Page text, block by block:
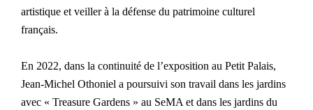
artistique et veiller à la défense du patrimoine culturel
français.
En 2022, dans la continuité de l’exposition au Petit Palais,
Jean-Michel Othoniel a poursuivi son travail dans les jardins
avec « Treasure Gardens » au SeMA et dans les jardins du